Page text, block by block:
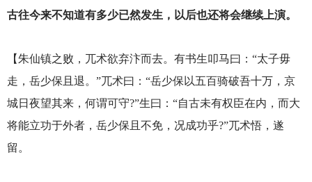
古往今来不知道有多少已然发生，以后也还将会继续上演。
【朱仙镇之败，兀术欲弃汴而去。有书生叩马曰：“太子毋
走，岳少保且退。”兀术曰：“岳少保以五百骑破吾十万，京
城日夜望其来，何谓可守?”生曰：“自古未有权臣在内，而大
将能立功于外者，岳少保且不免，况成功乎?”兀术悟，遂
留。